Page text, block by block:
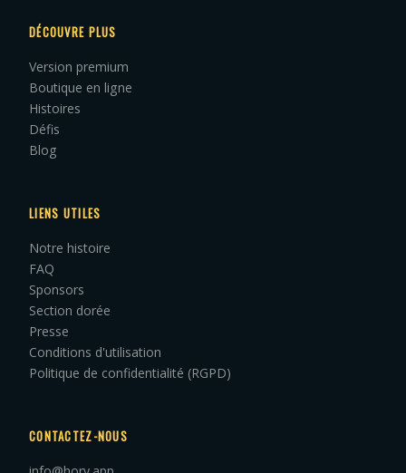
DÉCOUVRE PLUS
Version premium
Boutique en ligne
Histoires
Défis
Blog
LIENS UTILES
Notre histoire
FAQ
Sponsors
Section dorée
Presse
Conditions d'utilisation
Politique de confidentialité (RGPD)
CONTACTEZ-NOUS